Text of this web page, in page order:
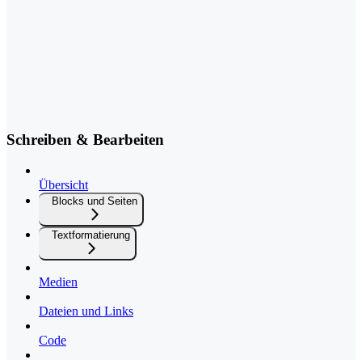
Schreiben & Bearbeiten
Übersicht
Blocks und Seiten
Textformatierung
Medien
Dateien und Links
Code